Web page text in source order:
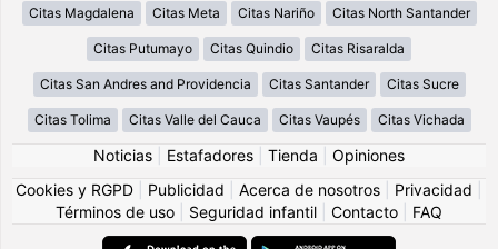
Citas Magdalena Citas Meta Citas Nariño Citas North Santander
Citas Putumayo Citas Quindio Citas Risaralda
Citas San Andres and Providencia Citas Santander Citas Sucre
Citas Tolima Citas Valle del Cauca Citas Vaupés Citas Vichada
Noticias Estafadores Tienda
Opiniones
Cookies y RGPD
Publicidad Acerca de nosotros Privacidad
Términos de uso
Seguridad infantil Contacto FAQ